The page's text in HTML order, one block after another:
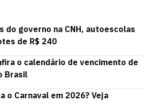
do governo na CNH, autoescolas
de R$ 240
o calendário de vencimento de
Brasil
o Carnaval em 2026? Veja